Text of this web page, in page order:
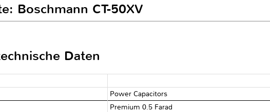
Boschmann CT-50XV
Daten
Power Capacitors
Premium 0.5 Farad